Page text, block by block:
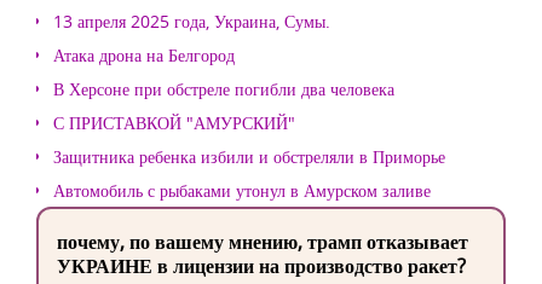
13 апреля 2025 года, Украина, Сумы.
Атака дрона на Белгород
В Херсоне при обстреле погибли два человека
С ПРИСТАВКОЙ "АМУРСКИЙ"
Защитника ребенка избили и обстреляли в Приморье
Автомобиль с рыбаками утонул в Амурском заливе
почему, по вашему мнению, трамп отказывает
УКРАИНЕ в лицензии на производство ракет?